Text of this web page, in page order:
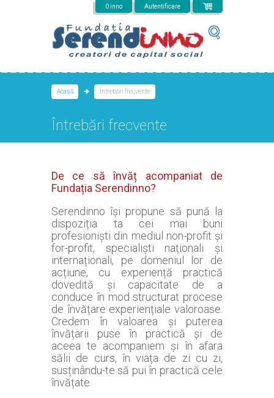
0 inno Autentificare
Acasă Întrebări frecvente
Întrebări frecvente
De ce să învăț acompaniat de
Fundația Serendinno?
Serendinno își propune să pună la
dispoziția ta cei mai buni
profesioniști din mediul non-profit și
for-profit, specialiști naționali și
internaționali, pe domeniul lor de
acțiune, cu experiență practică
dovedită și capacitate de a
conduce în mod structurat procese
de învățare experiențiale valoroase.
Credem în valoarea și puterea
învățarii puse în practică și de
aceea te acompaniem și în afara
sălii de curs, în viața de zi cu zi,
susținându-te să pui în practică cele
învățate.